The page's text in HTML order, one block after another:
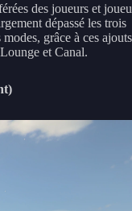
des joueurs et
dépassé les trois
grâce à ces
et Canal.